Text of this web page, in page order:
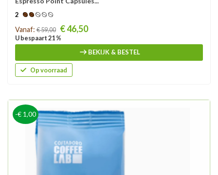
2
Prijs
Vanaf: € 59,00 € 46,50
U bespaart 21 %
BEKIJK & BESTEL
Op voorraad
-€ 1,00